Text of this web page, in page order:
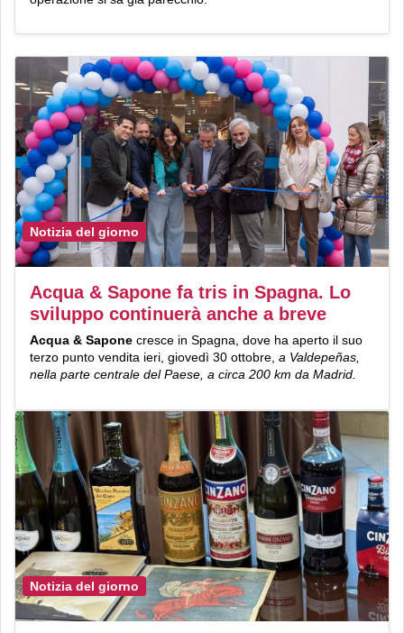
Notizia del giorno
Acqua & Sapone fa tris in Spagna. Lo
sviluppo continuerà anche a breve
Acqua & Sapone cresce in Spagna, dove ha aperto il suo
terzo punto vendita ieri, giovedì 30 ottobre, a Valdepeñas,
nella parte centrale del Paese, a circa 200 km da Madrid.
Notizia del giorno